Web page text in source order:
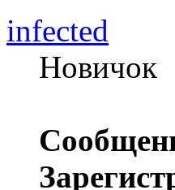
infected
Новичок